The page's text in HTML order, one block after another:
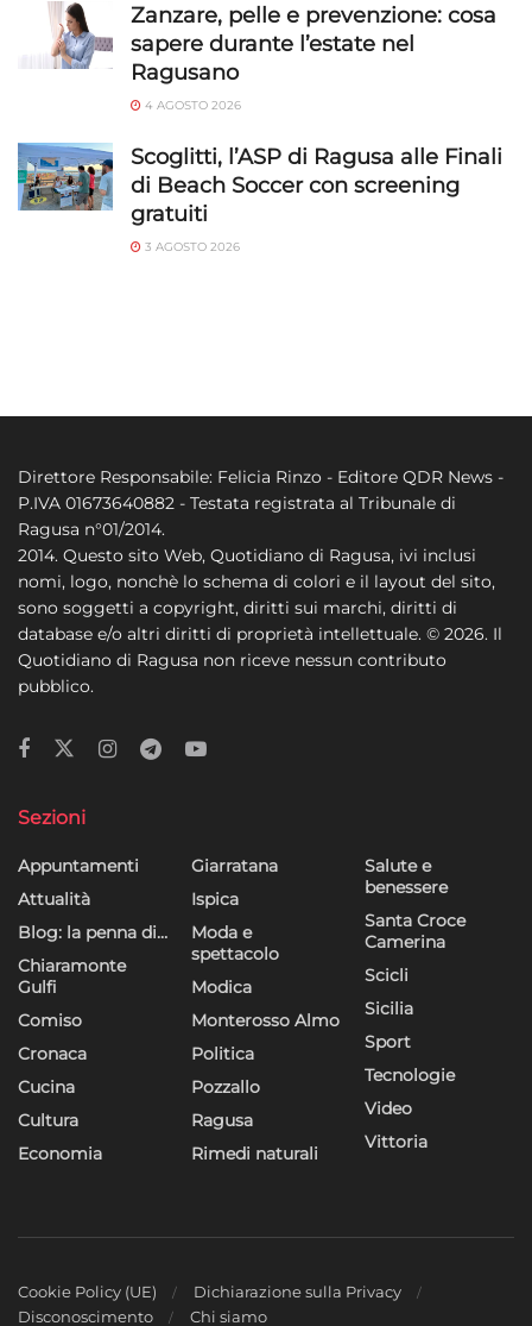
Zanzare, pelle e prevenzione: cosa
sapere durante l’estate nel
Ragusano
4 AGOSTO 2026
Scoglitti, l’ASP di Ragusa alle Finali
di Beach Soccer con screening
gratuiti
3 AGOSTO 2026
Direttore Responsabile: Felicia Rinzo - Editore QDR News -
P.IVA 01673640882 - Testata registrata al Tribunale di
Ragusa n°01/2014.
2014. Questo sito Web, Quotidiano di Ragusa, ivi inclusi
nomi, logo, nonchè lo schema di colori e il layout del sito,
sono soggetti a copyright, diritti sui marchi, diritti di
database e/o altri diritti di proprietà intellettuale. © 2026. Il
Quotidiano di Ragusa non riceve nessun contributo
pubblico.
Sezioni
Appuntamenti
Attualità
Blog: la penna di…
Chiaramonte
Gulfi
Comiso
Cronaca
Cucina
Cultura
Economia
Giarratana
Ispica
Moda e
spettacolo
Modica
Monterosso Almo
Politica
Pozzallo
Ragusa
Rimedi naturali
Salute e
benessere
Santa Croce
Camerina
Scicli
Sicilia
Sport
Tecnologie
Video
Vittoria
Cookie Policy (UE)
Dichiarazione sulla Privacy
Disconoscimento
Chi siamo